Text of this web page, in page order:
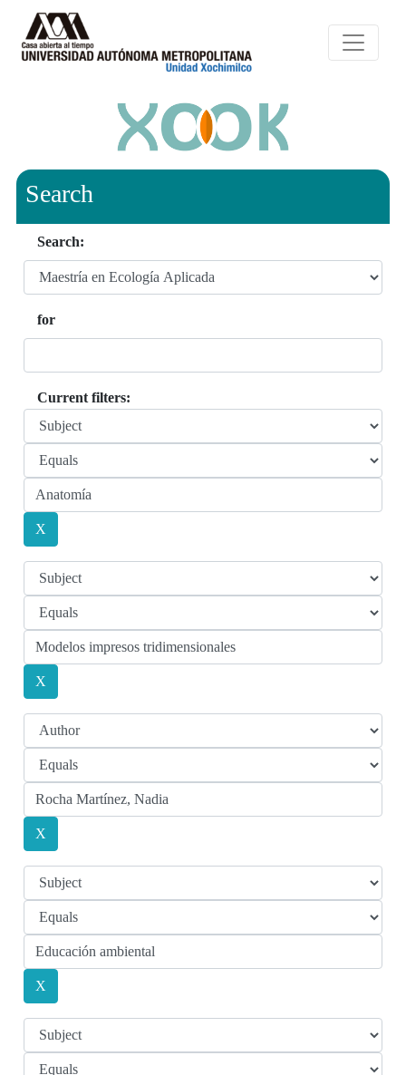
Search
Search:
for
Current filters: